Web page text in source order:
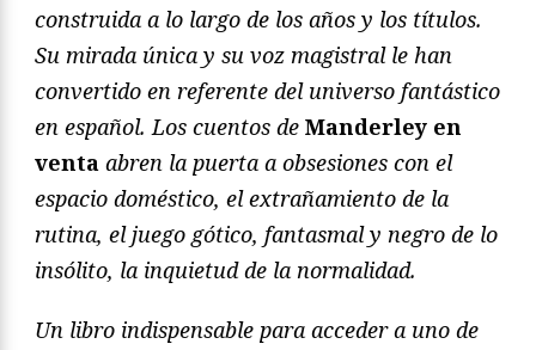
construida a lo largo de los años y los títulos.
Su mirada única y su voz magistral le han
convertido en referente del universo fantástico
en español. Los cuentos de Manderley en
venta abren la puerta a obsesiones con el
espacio doméstico, el extrañamiento de la
rutina, el juego gótico, fantasmal y negro de lo
insólito, la inquietud de la normalidad.
Un libro indispensable para acceder a uno de